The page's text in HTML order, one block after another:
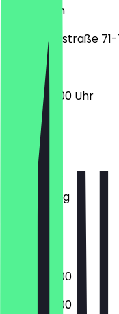
Berlin
Bergmannstraße
07:00 - 13:00 Uhr
Montag
Dienstag
Mittwoch
Donnerstag
06:30 - 18:00
06:30 - 18:00